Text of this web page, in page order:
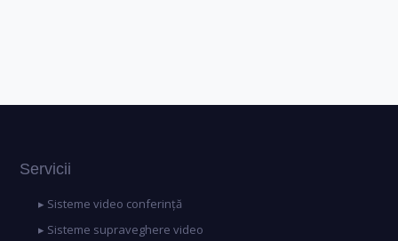
Servicii
▸ Sisteme video conferință
▸ Sisteme supraveghere video